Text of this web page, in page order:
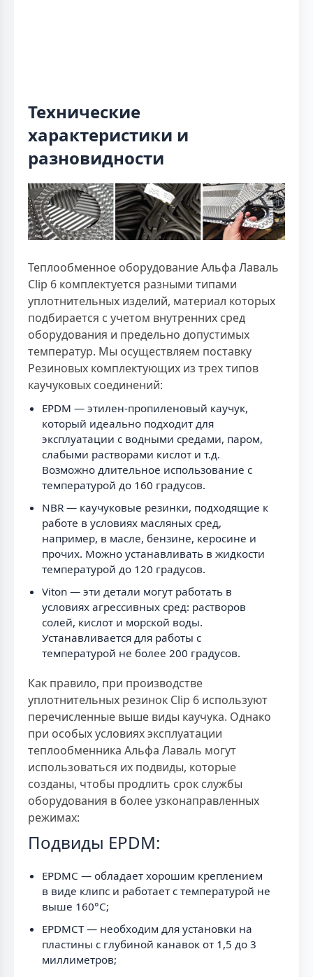
Технические
характеристики и
разновидности
Теплообменное оборудование Альфа Лаваль
Clip 6 комплектуется разными типами
уплотнительных изделий, материал которых
подбирается с учетом внутренних сред
оборудования и предельно допустимых
температур. Мы осуществляем поставку
Резиновых комплектующих из трех типов
каучуковых соединений:
EPDM — этилен-пропиленовый каучук,
который идеально подходит для
эксплуатации с водными средами, паром,
слабыми растворами кислот и т.д.
Возможно длительное использование с
температурой до 160 градусов.
NBR — каучуковые резинки, подходящие к
работе в условиях масляных сред,
например, в масле, бензине, керосине и
прочих. Можно устанавливать в жидкости
температурой до 120 градусов.
Viton — эти детали могут работать в
условиях агрессивных сред: растворов
солей, кислот и морской воды.
Устанавливается для работы с
температурой не более 200 градусов.
Как правило, при производстве
уплотнительных резинок Clip 6 используют
перечисленные выше виды каучука. Однако
при особых условиях эксплуатации
теплообменника Альфа Лаваль могут
использоваться их подвиды, которые
созданы, чтобы продлить срок службы
оборудования в более узконаправленных
режимах:
Подвиды EPDM:
EPDMC — обладает хорошим креплением
в виде клипс и работает с температурой не
выше 160°C;
EPDMCT — необходим для установки на
пластины с глубиной канавок от 1,5 до 3
миллиметров;